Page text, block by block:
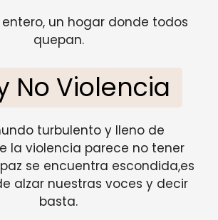
un hogar donde todos
quepan.
No Violencia
turbulento y lleno de
la violencia parece no tener
se encuentra escondida,es
alzar nuestras voces y decir
basta.